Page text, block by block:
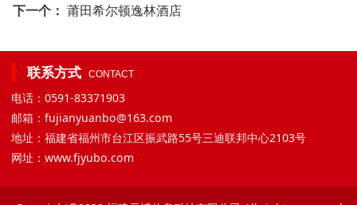
下一个： 莆田希尔顿逸林酒店
联系方式 CONTACT
电话：0591-83371903
邮箱：fujianyuanbo@163.com
地址：福建省福州市台江区振武路55号三迪联邦中心2103号
网址：www.fjyubo.com